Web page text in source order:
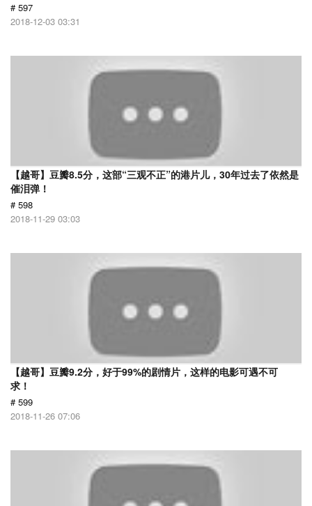
# 597
2018-12-03 03:31
【越哥】豆瓣8.5分，这部“三观不正”的港片儿，30年过去了依然是
催泪弹！
# 598
2018-11-29 03:03
【越哥】豆瓣9.2分，好于99%的剧情片，这样的电影可遇不可
求！
# 599
2018-11-26 07:06